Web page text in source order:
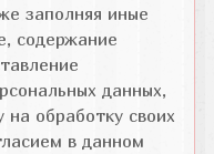
заполняя иные
содержание
данных,
на обработку своих
в данном